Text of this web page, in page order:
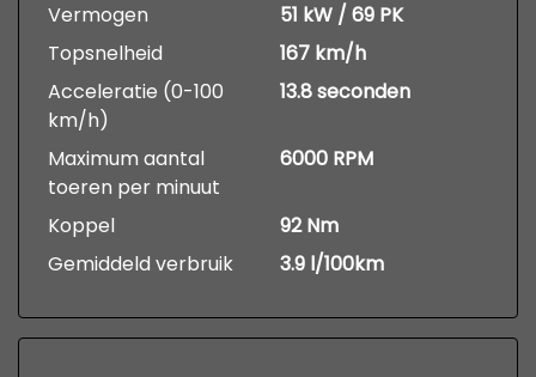
Vermogen
51 kW / 69 PK
Topsnelheid
167 km/h
Acceleratie (0-100
km/h)
13.8 seconden
Maximum aantal
toeren per minuut
6000 RPM
Koppel
92 Nm
Gemiddeld verbruik
3.9 l/100km